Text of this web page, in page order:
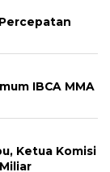
IBCA MMA
Ketua Komisi